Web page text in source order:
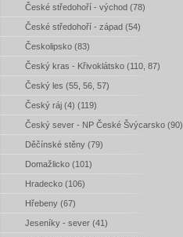
České středohoří - východ (78)
České středohoří - západ (54)
Českolipsko (83)
Český kras - Křivoklátsko (110, 87)
Český les (55, 56, 57)
Český ráj (4) (119)
Český sever - NP České Švýcarsko (90)
Děčínské stěny (79)
Domažlicko (101)
Hradecko (106)
Hřebeny (67)
Jeseníky - sever (41)